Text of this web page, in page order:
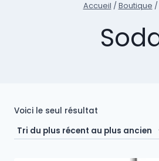
Accueil / Boutique /
Voici le seul résultat